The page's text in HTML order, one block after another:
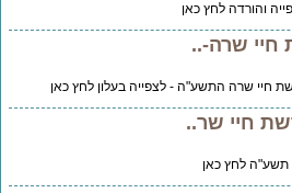
והורדה לחץ כאן
שרה-..
שרה התשע"ה - לצפייה בעלון לחץ כאן
חיי שר..
לחץ כאן